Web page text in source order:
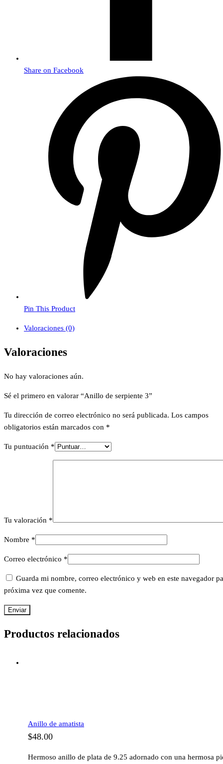
Share on Facebook
Pin This Product
Valoraciones (0)
Valoraciones
No hay valoraciones aún.
Sé el primero en valorar “Anillo de serpiente 3”
Tu dirección de correo electrónico no será publicada. Los campos
obligatorios están marcados con *
Tu puntuación *
Tu valoración *
Nombre *
Correo electrónico *
Guarda mi nombre, correo electrónico y web en este navegador
próxima vez que comente.
Productos relacionados
Anillo de amatista
$48.00
Hermoso anillo de plata de 9.25 adornado con una hermosa